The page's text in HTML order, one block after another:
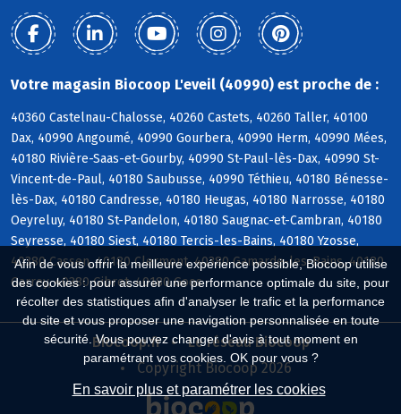
Afin de vous offrir la meilleure expérience possible, Biocoop utilise
des cookies : pour assurer une performance optimale du site, pour
récolter des statistiques afin d'analyser le trafic et la performance
du site et vous proposer une navigation personnalisée en toute
sécurité. Vous pouvez changer d'avis à tout moment en
paramétrant vos cookies. OK pour vous ?
En savoir plus et paramétrer les cookies
Votre magasin Biocoop L'eveil (40990) est proche de :
40360 Castelnau-Chalosse, 40260 Castets, 40260 Taller, 40100
Dax, 40990 Angoumé, 40990 Gourbera, 40990 Herm, 40990 Mées,
40180 Rivière-Saas-et-Gourby, 40990 St-Paul-lès-Dax, 40990 St-
Vincent-de-Paul, 40180 Saubusse, 40990 Téthieu, 40180 Bénesse-
lès-Dax, 40180 Candresse, 40180 Heugas, 40180 Narrosse, 40180
Oeyreluy, 40180 St-Pandelon, 40180 Saugnac-et-Cambran, 40180
Seyresse, 40180 Siest, 40180 Tercis-les-Bains, 40180 Yzosse,
40380 Cassen, 40180 Clermont, 40380 Gamarde-les-Bains, 40180
Garrey, 40380 Gibret, 40180 Goos
Biocoop.fr
Le réseau Biocoop
Copyright Biocoop 2026